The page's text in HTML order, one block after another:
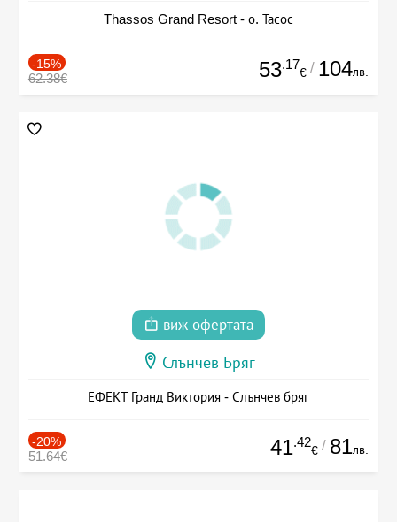
Thassos Grand Resort - о. Тасос
-15%
62.38€ 53.17
€ / 104лв.
виж офертата
Слънчев Бряг
ЕФЕКТ Гранд Виктория - Слънчев бряг
-20%
51.64€ 41.42
€ / 81лв.